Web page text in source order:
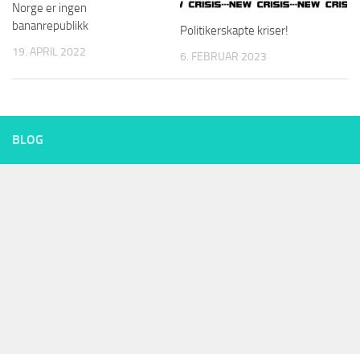
Norge er ingen
bananrepublikk
19. APRIL 2022
Politikerskapte kriser!
6. FEBRUAR 2023
BLOG